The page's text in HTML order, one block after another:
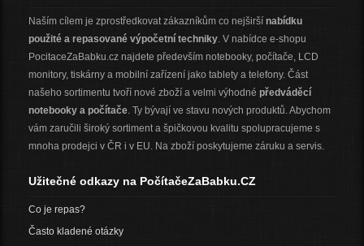
Naším cílem je zprostředkovat zákazníkům co nejširší nabídku
použité a repasované výpočetní techniky. V nabídce e-shopu
PocitaceZaBabku.cz najdete především notebooky, počítače, LCD
monitory, tiskárny a mobilní zařízení jako tablety a telefony. Část
našeho sortimentu tvoří nové zboží a velmi výhodné předváděcí
notebooky a počítače. Ty bývají ve stavu nových produktů. Abychom
vám zaručili široký sortiment a špičkovou kvalitu spolupracujeme s
mnoha prodejci v ČR i v EU. Na zboží poskytujeme záruku a servis.
Užitečné odkazy na PočítačeZaBabku.CZ
Co je repas?
Často kladené otázky